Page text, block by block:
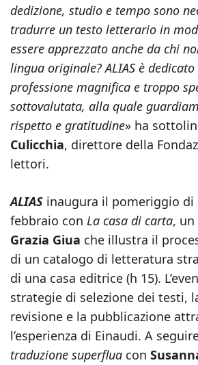
dedizione, studio e tempo sono
tradurre un testo letterario in
essere apprezzato anche da chi
lingua originale? ALIAS è
professione magnifica e troppo
sottovalutata, alla quale
rispetto e gratitudine» ha
Culicchia, direttore della
lettori.
ALIAS inaugura il pomeriggio di
febbraio con La casa di carta,
Grazia Giua che illustra il
di un catalogo di letteratura
di una casa editrice (h 15).
strategie di selezione dei testi,
revisione e la pubblicazione
l’esperienza di Einaudi. A
traduzione superflua con